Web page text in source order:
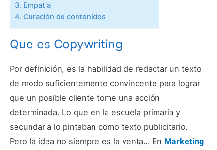
Empatía
Curación de contenidos
Que es Copywriting
Por definición, es la habilidad de redactar un texto
de modo suficientemente convincente para lograr
que un posible cliente tome una acción
determinada. Lo que en la escuela primaria y
secundaria lo pintaban como texto publicitario.
Pero la idea no siempre es la venta… En Marketing